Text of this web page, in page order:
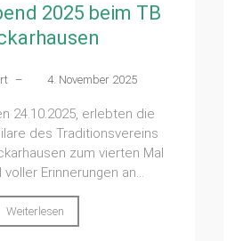
2025 beim TB
– 4. November 2025
24.10.2025, erlebten die
des Traditionsvereins
zum vierten Mal
Erinnerungen an...
Weiterlesen